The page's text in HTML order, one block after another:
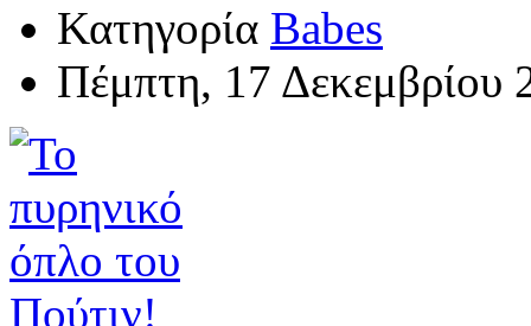
Κατηγορία Babes
Πέμπτη, 17 Δεκεμβρίου